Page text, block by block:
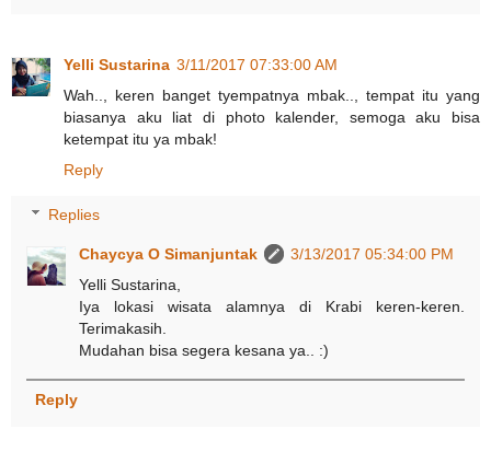
Yelli Sustarina 3/11/2017 07:33:00 AM
Wah.., keren banget tyempatnya mbak.., tempat itu yang
biasanya aku liat di photo kalender, semoga aku bisa
ketempat itu ya mbak!
Reply
Replies
Chaycya O Simanjuntak
3/13/2017 05:34:00 PM
Yelli Sustarina,
Iya lokasi wisata alamnya di Krabi keren-keren.
Terimakasih.
Mudahan bisa segera kesana ya.. :)
Reply